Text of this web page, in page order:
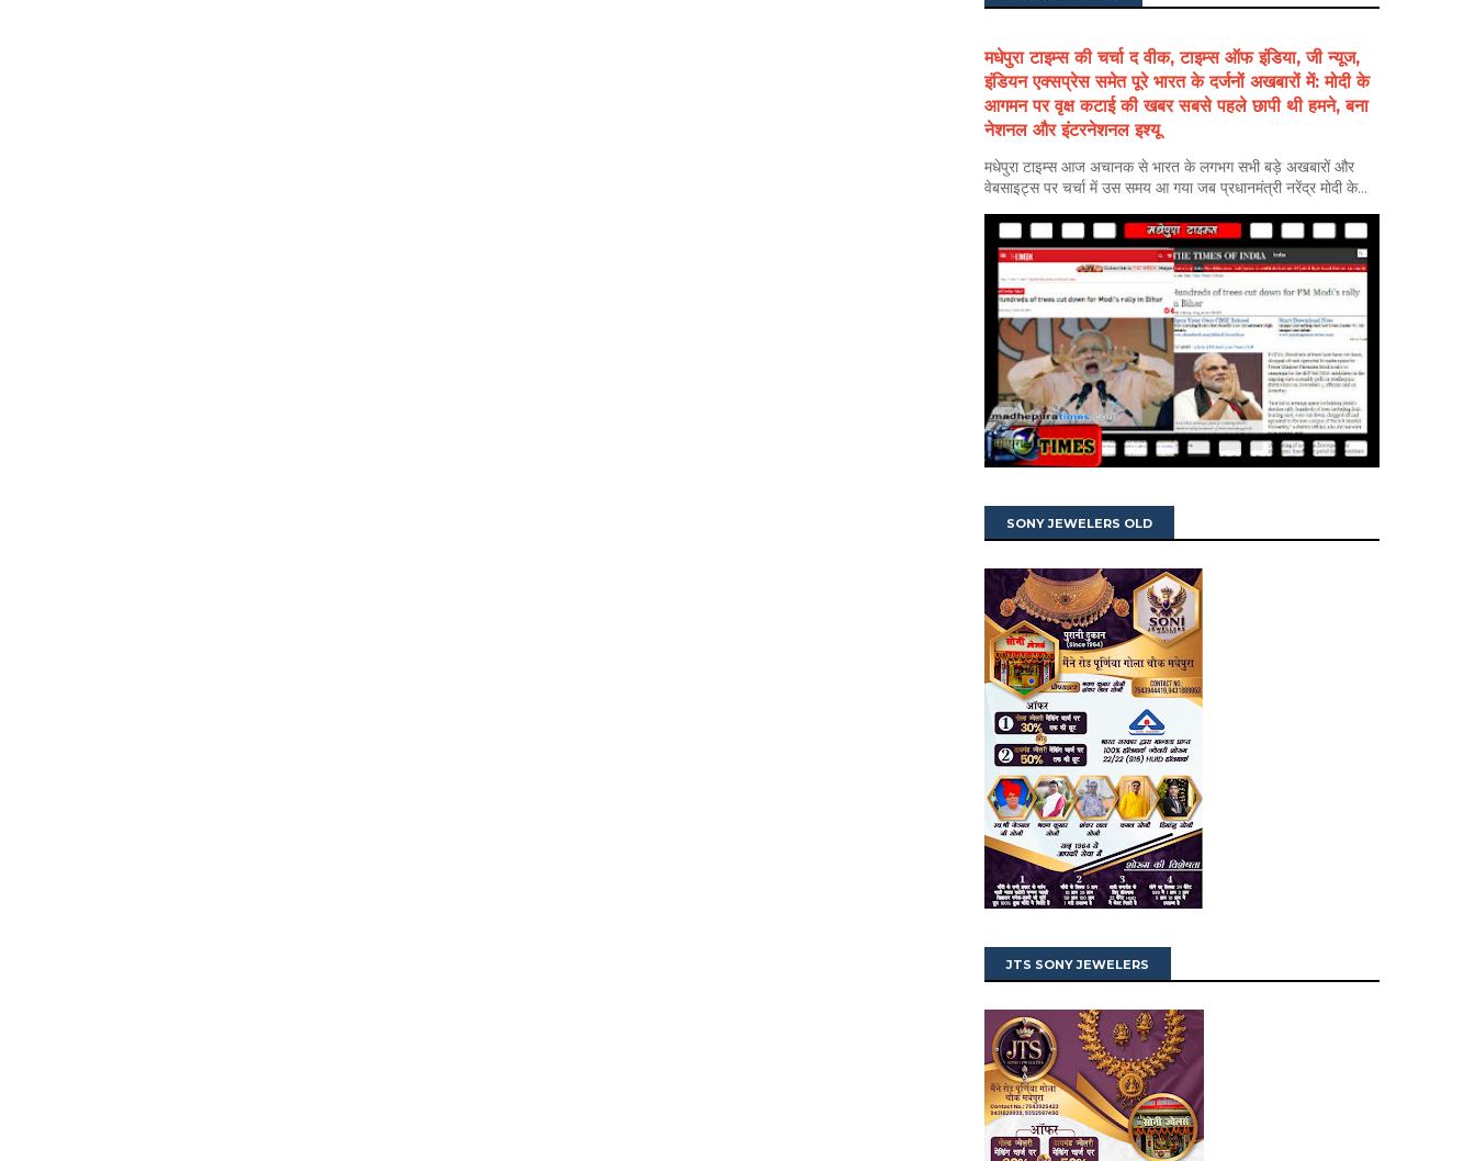
मधेपुरा टाइम्स की चर्चा द वीक, टाइम्स ऑफ इंडिया, जी न्यूज,
इंडियन एक्सप्रेस समेत पूरे भारत के दर्जनों अखबारों में: मोदी के
आगमन पर वृक्ष कटाई की खबर सबसे पहले छापी थी हमने, बना
नेशनल और इंटरनेशनल इश्यू
मधेपुरा टाइम्स आज अचानक से भारत के लगभग सभी बड़े अखबारों और
वेबसाइट्स पर चर्चा में उस समय आ गया जब प्रधानमंत्री नरेंद्र मोदी के...
SONY JEWELERS OLD
JTS SONY JEWELERS